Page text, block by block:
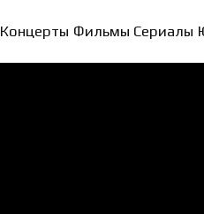
Концерты Фильмы Сериалы